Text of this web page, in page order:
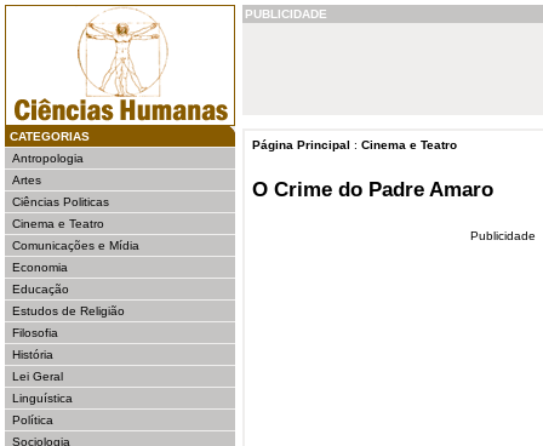
CATEGORIAS
Antropologia
Artes
Ciências Politicas
Cinema e Teatro
Comunicações e Mídia
Economia
Educação
Estudos de Religião
Filosofia
História
Lei Geral
Linguística
Política
Sociologia
PUBLICIDADE
Página Principal : Cinema e Teatro
O Crime do Padre Amaro
Publicidade